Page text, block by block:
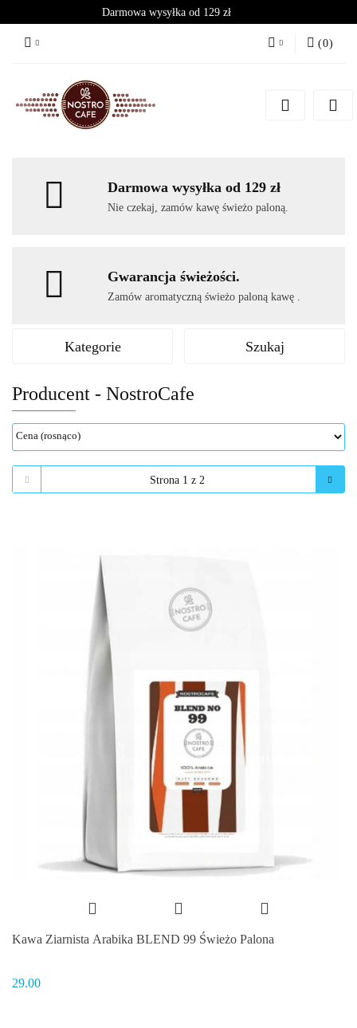
Darmowa wysyłka od 129 zł
Zarejestruj się
(0)
Darmowa wysyłka od 129 zł
Nie czekaj, zamów kawę świeżo paloną.
Gwarancja świeżości.
Zamów aromatyczną świeżo paloną kawę .
Kategorie Szukaj
Producent - NostroCafe
Kawa Ziarnista Arabika BLEND 99 Świeżo Palona
29.00